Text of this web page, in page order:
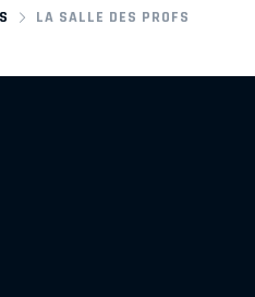
LA SALLE DES PROFS